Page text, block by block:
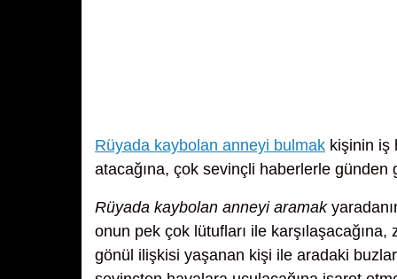
Rüyada kaybolan anneyi bulmak kişinin iş
atacağına, çok sevinçli haberlerle
Rüyada kaybolan anneyi aramak
onun pek çok lütufları ile
gönül ilişkisi yaşanan kişi ile aradaki